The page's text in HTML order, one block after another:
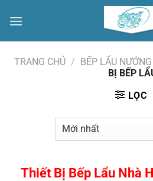
TRANG CHỦ / BẾP LẨU
BỊ BẾP
LỌC
Thiết Bị Bếp Lẩu Nhà